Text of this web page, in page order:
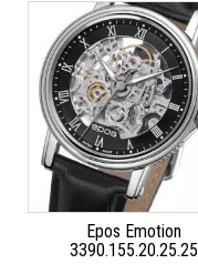
Epos Emotion
3390.155.20.25.25